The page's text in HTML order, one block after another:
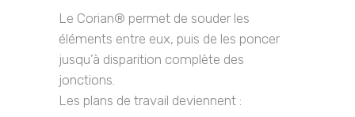
Le Corian® permet de souder les
éléments entre eux, puis de les poncer
jusqu’à disparition complète des
jonctions.
Les plans de travail deviennent :